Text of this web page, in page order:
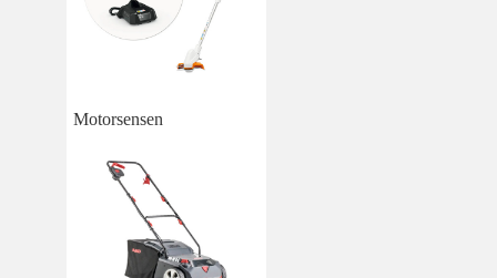
Motorsensen